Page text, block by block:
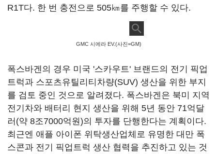
R1T다. 한 번 충전으로 505㎞를 주행할 수 있다.
GMC 시에라 EV.(사진=GM)
폭스바겐의 경우 미국 '스카우트' 브랜드의 전기 픽업
트럭과 스포츠유틸리티차량(SUV) 생산을 위한 부지
를 검토 중인 것으로 알려졌다. 폭스바겐은 북미 지역
전기차와 배터리 현지 생산을 위해 5년 동안 71억달
러(약 8조7000억원)의 투자를 단행한다는 계획이다.
최근엔 애플 아이폰 위탁생산업체로 유명한 대만 폭
스콘과 전기 픽업트럭 생산 협력을 추진하고 있는 것